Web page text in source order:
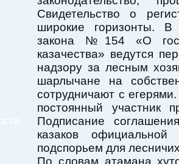
Свидетельство о
широкие горизонты. В
закона №154 «О
казачества» ведутся
надзору за лесным
шарлычане на
сотрудничают с
постоянный участник
Подписание
казаков
подспорьем для
По словам атамана